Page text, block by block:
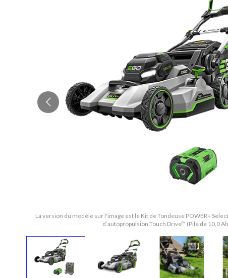
La version du modèle sur l'image est le Kit de Tondeuse POWER+
d’autopropulsion Touch Drive™ (Pile de 10,0